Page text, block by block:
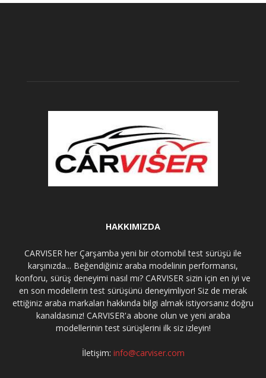
HAKKIMIZDA
CARVISER her Çarşamba yeni bir otomobil test sürüşü ile
karşınızda... Beğendiğiniz araba modelinin performansı,
konforu, sürüş deneyimi nasıl mı? CARVISER sizin için en iyi ve
en son modellerin test sürüşünü deneyimliyor! Siz de merak
ettiğiniz araba markaları hakkında bilgi almak istiyorsanız doğru
kanaldasınız! CARVISER'a abone olun ve yeni araba
modellerinin test sürüşlerini ilk siz izleyin!
İletişim: info@carviser.com